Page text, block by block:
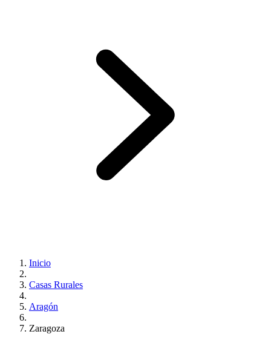
Inicio
Casas Rurales
Aragón
Zaragoza